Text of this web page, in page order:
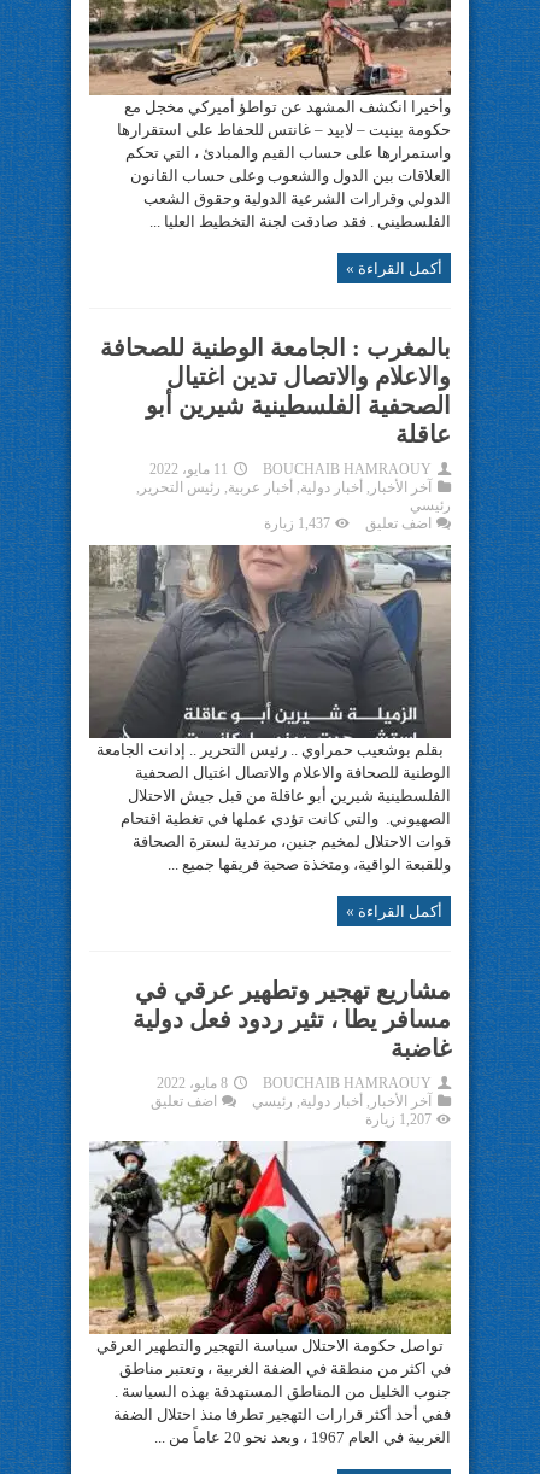
وأخيرا انكشف المشهد عن تواطؤ أميركي مخجل مع
حكومة بينيت – لابيد – غانتس للحفاط على استقرارها
واستمرارها على حساب القيم والمبادئ ، التي تحكم
العلاقات بين الدول والشعوب وعلى حساب القانون
الدولي وقرارات الشرعية الدولية وحقوق الشعب
الفلسطيني . فقد صادقت لجنة التخطيط العليا ...
أكمل القراءة »
بالمغرب : الجامعة الوطنية للصحافة
والاعلام والاتصال تدين اغتيال
الصحفية الفلسطينية شيرين أبو
عاقلة
BOUCHAIB HAMRAOUY
11 مايو، 2022
آخر الأخبار , أخبار دولية, أخبار عربية, رئيس التحرير ,
رئيسي
اضف تعليق
1,437 زيارة
بقلم بوشعيب حمراوي .. رئيس التحرير .. إدانت الجامعة
الوطنية للصحافة والاعلام والاتصال اغتيال الصحفية
الفلسطينية شيرين أبو عاقلة من قبل جيش الاحتلال
الصهيوني. والتي كانت تؤدي عملها في تغطية اقتحام
قوات الاحتلال لمخيم جنين، مرتدية لسترة الصحافة
وللقبعة الواقية، ومتخذة صحبة فريقها جميع ...
أكمل القراءة »
مشاريع تهجير وتطهير عرقي في
مسافر يطا ، تثير ردود فعل دولية
غاضبة
BOUCHAIB HAMRAOUY
8 مايو، 2022
آخر الأخبار , أخبار دولية, رئيسي
اضف تعليق
1,207 زيارة
تواصل حكومة الاحتلال سياسة التهجير والتطهير العرقي
في اكثر من منطقة في الضفة الغربية ، وتعتبر مناطق
جنوب الخليل من المناطق المستهدفة بهذه السياسة .
ففي أحد أكثر قرارات التهجير تطرفا منذ احتلال الضفة
الغربية في العام 1967 ، وبعد نحو 20 عاماً من ...